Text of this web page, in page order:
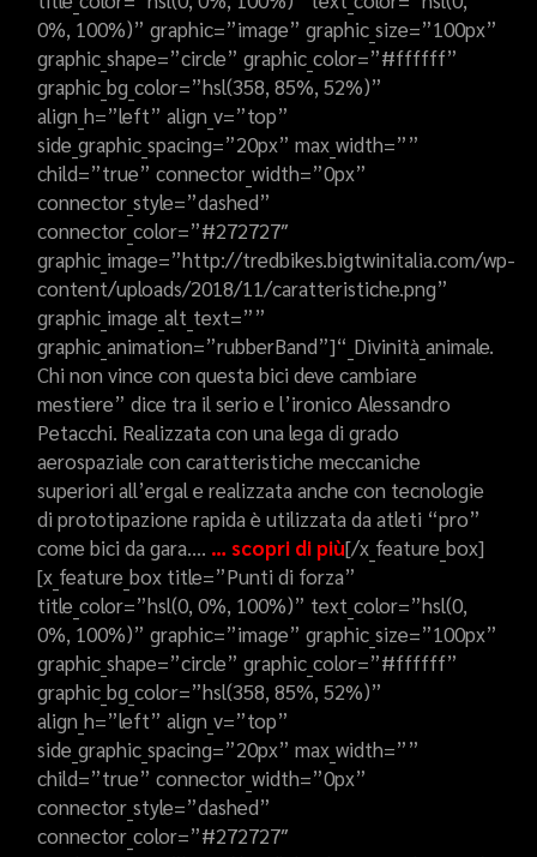
0%, 100%)” graphic=”image” graphic_size=”100px”
graphic_shape=”circle” graphic_color=”#ffffff”
graphic_bg_color=”hsl(358, 85%, 52%)”
align_h=”left” align_v=”top”
side_graphic_spacing=”20px” max_width=””
child=”true” connector_width=”0px”
connector_style=”dashed”
connector_color=”#272727″
graphic_image=”http://tredbikes.bigtwinitalia.com/wp-
content/uploads/2018/11/caratteristiche.png”
graphic_image_alt_text=””
graphic_animation=”rubberBand”]“_Divinità_animale.
Chi non vince con questa bici deve cambiare
mestiere” dice tra il serio e l’ironico Alessandro
Petacchi. Realizzata con una lega di grado
aerospaziale con caratteristiche meccaniche
superiori all’ergal e realizzata anche con tecnologie
di prototipazione rapida è utilizzata da atleti “pro”
come bici da gara…. … scopri di più[/x_feature_box]
[x_feature_box title=”Punti di forza”
title_color=”hsl(0, 0%, 100%)” text_color=”hsl(0,
0%, 100%)” graphic=”image” graphic_size=”100px”
graphic_shape=”circle” graphic_color=”#ffffff”
graphic_bg_color=”hsl(358, 85%, 52%)”
align_h=”left” align_v=”top”
side_graphic_spacing=”20px” max_width=””
child=”true” connector_width=”0px”
connector_style=”dashed”
connector_color=”#272727″